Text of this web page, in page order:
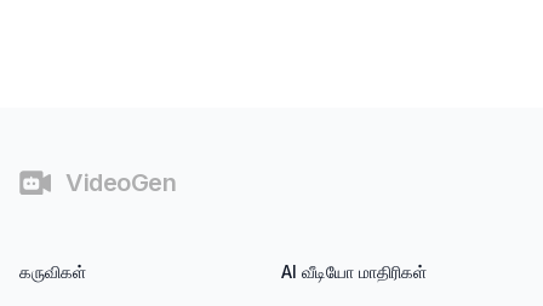
VideoGen
கருவிகள் AI வீடியோ மாதிரிகள்